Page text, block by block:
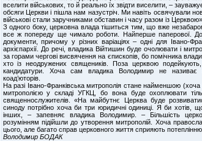
вселити військових, то й реально їх звідти виселити, –
обсяги Церкви і пішла нам назустріч. Ми навіть освячували
військові стали заручниками обставин і часу разом із Церквою».
З одного боку, церковна влада тішиться тим, що вже
все ж попереду ще чимало роботи. Найперше паперової.
документи, причому у різних варіаціях – одні для Івано-
архієпархії. До речі, владика Війтишин буде очолювати і
за горами чергові висвячення на єпископів, бо помічника
хто із неодружених священиків. Поза церквою
кандидатури. Хоча сам владика Володимир не називає
коад’юторів.
На разі Івано-Франківська митрополія стане найменшою (хоча
митрополією у складі УГКЦ, бо вона буде охоплювати
священнослужителів. «На майбутнє Церква буде
синоду потрібно хоча би три юридичні одиниці. Я би хотів,
інших, – запевняє владика Володимир. – Більшість
розумінням підійшли до утворення митрополій. Хоча
цього, але багато справ церковного життя сприяють
Володимир БОДАК